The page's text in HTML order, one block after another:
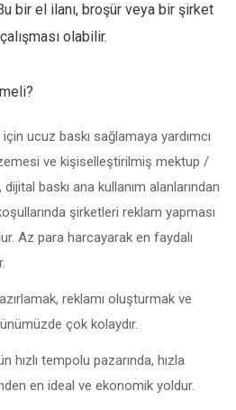
bir el ilanı, broşür veya bir şirket
olabilir.
ucuz baskı sağlamaya yardımcı
ve kişiselleştirilmiş mektup /
baskı ana kullanım alanlarından
şirketleri reklam yapması
Az para harcayarak en faydalı
reklamı oluşturmak ve
çok kolaydır.
hızlı tempolu pazarında, hızla
en ideal ve ekonomik yoldur.